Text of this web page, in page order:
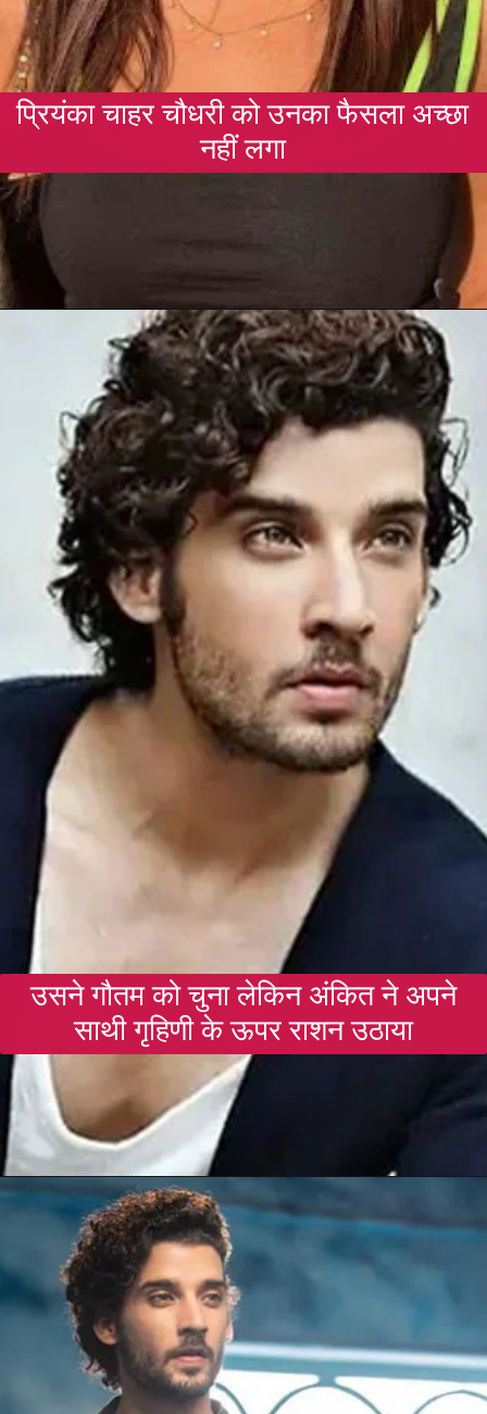
प्रियंका चाहर चौधरी को उनका फैसला अच्छा
नहीं लगा
Opening
उसने गौतम को चुना लेकिन अंकित ने अपने
साथी गृहिणी के ऊपर राशन उठाया
Opening